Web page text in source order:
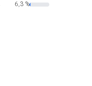
6,3 %